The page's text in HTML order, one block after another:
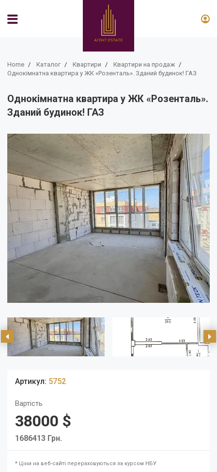
Home / Каталог / Квартири / Квартири на продаж /
Однокімнатна квартира у ЖК «Розенталь». Зданий будинок! ГАЗ
Однокімнатна квартира у ЖК «Розенталь».
Зданий будинок! ГАЗ
Артикул: 5752
Вартість
38000 $
1686413 Грн.
* Ціни на веб-сайті перераховуються за курсом НБУ